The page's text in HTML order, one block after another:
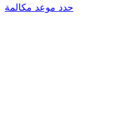
حدد موعد مكالمة